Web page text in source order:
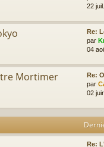
22
Re:
par
04
Mortimer
Re:
par
02
Re: